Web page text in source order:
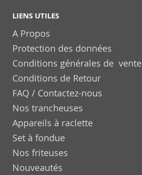
LIENS UTILES
A Propos
Protection des données
Conditions générales de vente
Conditions de Retour
FAQ / Contactez-nous
Nos trancheuses
Appareils à raclette
Set à fondue
Nos friteuses
Nouveautés